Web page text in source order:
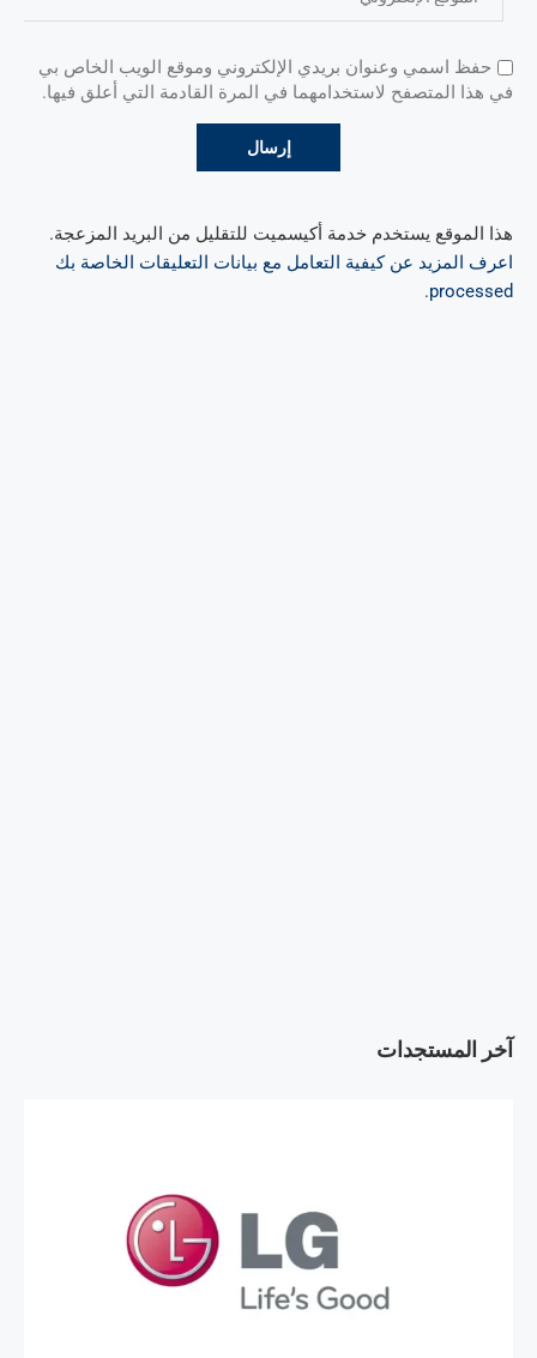
حفظ اسمي وعنوان بريدي الإلكتروني وموقع الويب الخاص بي
في هذا المتصفح لاستخدامهما في المرة القادمة التي أعلق فيها.
هذا الموقع يستخدم خدمة أكيسميت للتقليل من البريد المزعجة.
اعرف المزيد عن كيفية التعامل مع بيانات التعليقات الخاصة بك
processed
.
آخر المستجدات